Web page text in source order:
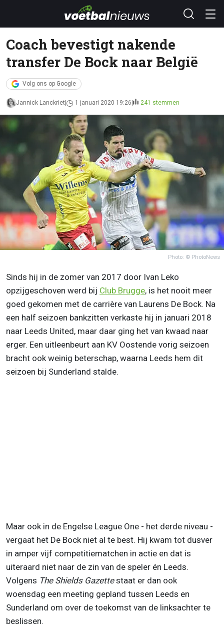
Coach bevestigt nakende
transfer De Bock naar België
Volg ons op Google
Jannick Lanckriet 1 januari 2020 19:26 241 stemmen
Photo: © PhotoNews
Sinds hij in de zomer van 2017 door Ivan Leko
opzijgeschoven werd bij Club Brugge, is het nooit meer
goed gekomen met de carrière van Laurens De Bock. Na
een half seizoen bankzitten verkaste hij in januari 2018
naar Leeds United, maar daar ging het van kwaad naar
erger. Een uitleenbeurt aan KV Oostende vorig seizoen
bracht ook weinig beterschap, waarna Leeds hem dit
seizoen bij Sunderland stalde.
Maar ook in de Engelse League One - het derde niveau -
vergaat het De Bock niet al te best. Hij kwam tot dusver
in amper vijf competitiematchen in actie en dat is
uiteraard niet naar de zin van de speler én Leeds.
Volgens The Shields Gazettestaat er dan ook
woensdag een meeting gepland tussen Leeds en
Sunderland om over de toekomst van de linksachter te
beslissen.